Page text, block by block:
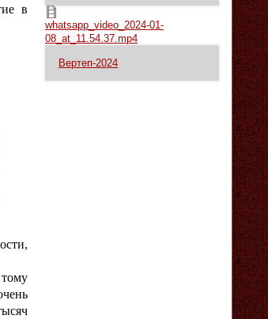
в
whatsapp_video_2024-01-08_at_11.54.37.mp4
whatsapp_video_2024-01-
08_at_11.54.37.mp4
Вертеп-2024